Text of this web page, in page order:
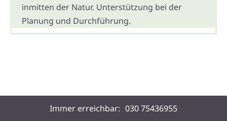
inmitten der Natur. Unterstützung bei der
Planung und Durchführung.
Immer erreichbar: 030 75436955